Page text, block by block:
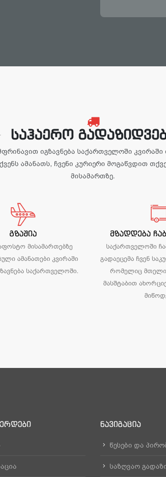
საჰაერო
იგზავნება საქართველოში
ამანათს, ჩვენი კურიერი მოგაწვდით
მისამართზე.
გზაშია
მისამართებზე
ამანათები კვირაში
საქართველოში.
მზადდება
საქართველოში
გადაეცემა ჩვენ
რომელიც
მასშტაბით
ᲜᲐᲕᲘᲒᲐᲪᲘᲐ
წესები და
საზღვაო